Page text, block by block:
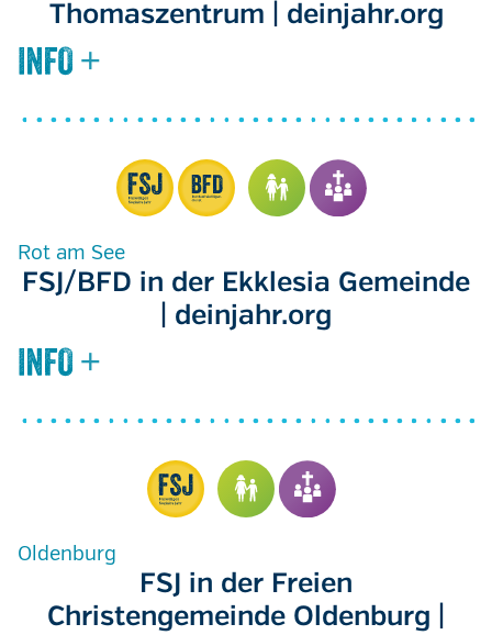
Thomaszentrum | deinjahr.org
Rot am See
FSJ/BFD in der Ekklesia Gemeinde
| deinjahr.org
Oldenburg
FSJ in der Freien
Christengemeinde Oldenburg |